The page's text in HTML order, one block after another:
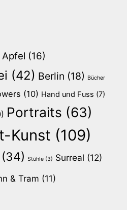
Apfel (16)
(42) Berlin (18) Bücher
(10) Hand und Fuss (7)
Portraits (63)
Kunst (109)
(34) Stühle (3) Surreal (12)
& Tram (11)